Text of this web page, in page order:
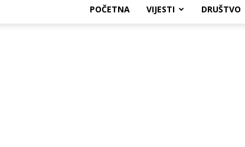
POČETNA VIJESTI DRUŠTVO